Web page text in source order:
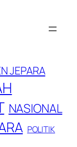
JEPARA
NASIONAL
POLITIK